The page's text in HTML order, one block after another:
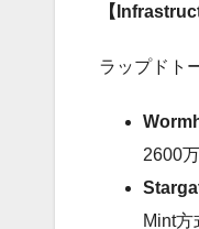
【
ラップドト
2600
Mint